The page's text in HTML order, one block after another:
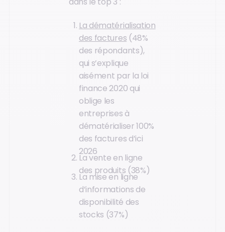
La dématérialisation
des factures (48%
des répondants),
qui s’explique
aisément par la loi
finance 2020 qui
oblige les
entreprises à
dématérialiser 100%
des factures d’ici
2026
La vente en ligne
des produits (38%)
La mise en ligne
d’informations de
disponibilité des
stocks (37%)